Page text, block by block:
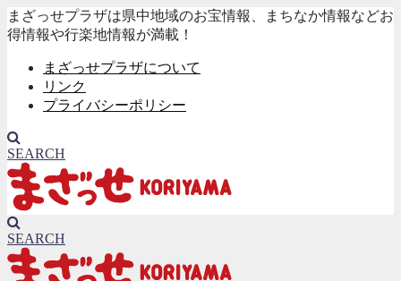
まざっせプラザは県中地域のお宝情報、まちなか情報などお
得情報や行楽地情報が満載！
まざっせプラザについて
リンク
プライバシーポリシー
SEARCH
SEARCH